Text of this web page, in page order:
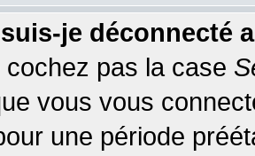
je déconnecté
cochez pas la case
vous vous
une période